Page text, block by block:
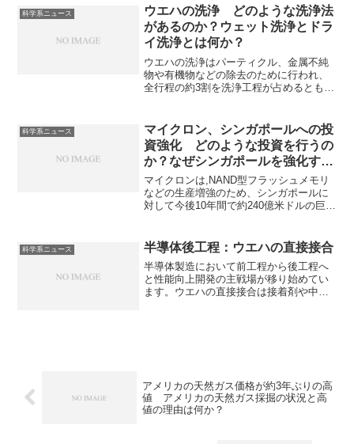
の方法やその指標であるQ値とは何かを
知ることができます。
科学系ニュース
ウエハの洗浄 どのような洗浄法
があるのか？ウェット洗浄とドラ
イ洗浄とは何か？
ウエハの洗浄はパーティクル、金属不純
物や有機物などの除去のために行われ、
全行程の約3割を洗浄工程が占めるともい
ぞれが異なる特長を持っています。ウエ
ハの洗浄の重要性やそれぞれの手法の特
徴などを知ることができます。
科学系ニュース
マイクロン、シンガポールへの投
資強化 どのような投資を行うの
か？なぜシンガポールを強化する
のか？
マイクロンは,NAND型フラッシュメモリ
などの生産増強のため、シンガポールに
対して今後10年間で約240億米ドルの巨額
との違いを知ることができます。
科学系ニュース 半導体後工程：ウエハの直接接合
半導体製造において前工程から後工程へ
と性能向上開発の主戦場が移り始めてい
ます。ウエハの直接接合は接着剤や中間
できます。
アメリカの天然ガス価格が約3年ぶりの高
値 アメリカの天然ガス採掘の状況と高
値の理由は何か？